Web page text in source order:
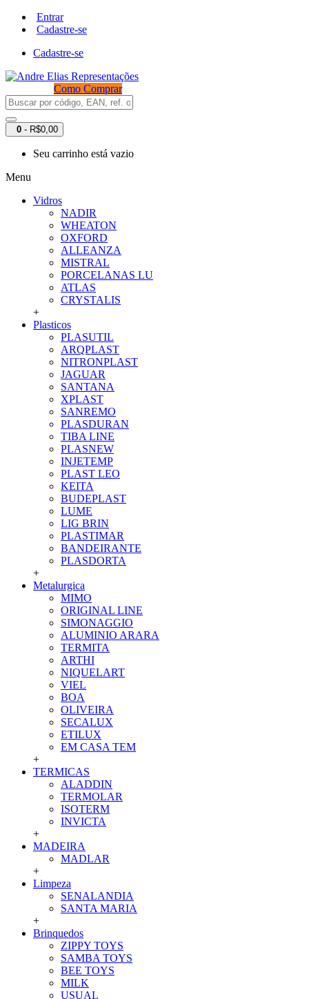
Entrar
Cadastre-se
Cadastre-se
Como Comprar
0 - R$0,00
Seu carrinho está vazio
Menu
Vidros
NADIR
WHEATON
OXFORD
ALLEANZA
MISTRAL
PORCELANAS LU
ATLAS
CRYSTALIS
+
Plasticos
PLASUTIL
ARQPLAST
NITRONPLAST
JAGUAR
SANTANA
XPLAST
SANREMO
PLASDURAN
TIBA LINE
PLASNEW
INJETEMP
PLAST LEO
KEITA
BUDEPLAST
LUME
LIG BRIN
PLASTIMAR
BANDEIRANTE
PLASDORTA
+
Metalurgica
MIMO
ORIGINAL LINE
SIMONAGGIO
ALUMINIO ARARA
TERMITA
ARTHI
NIQUELART
VIEL
BOA
OLIVEIRA
SECALUX
ETILUX
EM CASA TEM
+
TERMICAS
ALADDIN
TERMOLAR
ISOTERM
INVICTA
+
MADEIRA
MADLAR
+
Limpeza
SENALANDIA
SANTA MARIA
+
Brinquedos
ZIPPY TOYS
SAMBA TOYS
BEE TOYS
MILK
USUAL